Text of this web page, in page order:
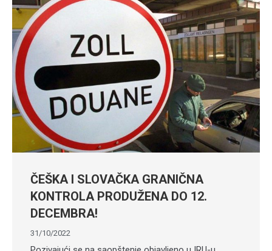
ČEŠKA I SLOVAČKA GRANIČNA
KONTROLA PRODUŽENA DO 12.
DECEMBRA!
31/10/2022